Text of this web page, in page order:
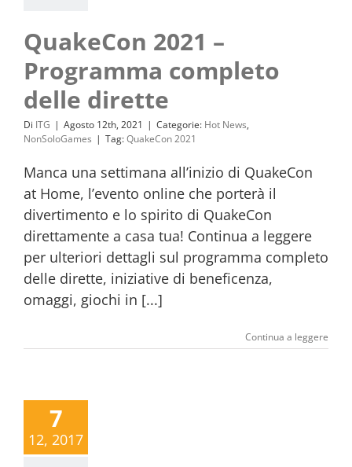
QuakeCon 2021 –
Programma completo
delle dirette
Di ITG | Agosto 12th, 2021 | Categorie: Hot News,
NonSoloGames | Tag:QuakeCon 2021
Manca una settimana all’inizio di QuakeCon
at Home, l’evento online che porterà il
divertimento e lo spirito di QuakeCon
direttamente a casa tua! Continua a leggere
per ulteriori dettagli sul programma completo
delle dirette, iniziative di beneficenza,
omaggi, giochi in [...]
Continua a leggere
7
12, 2017